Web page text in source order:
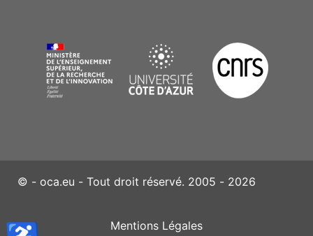
© - oca.eu - Tout droit réservé. 2005 - 2026
Mentions Légales